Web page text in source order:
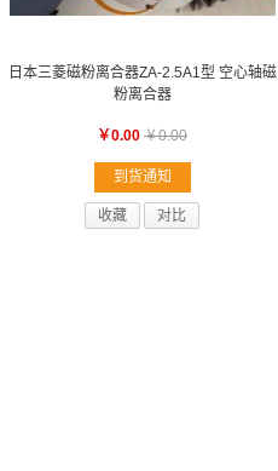
日本三菱磁粉离合器ZA-2.5A1型 空心轴磁
粉离合器
￥0.00 ￥0.00
到货通知
收藏 对比